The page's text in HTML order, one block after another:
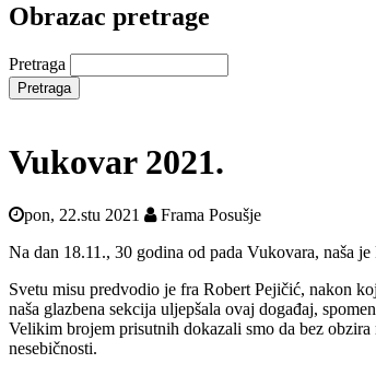
Obrazac pretrage
Pretraga
Vukovar 2021.
pon, 22.stu 2021
Frama Posušje
Na dan 18.11., 30 godina od pada Vukovara, naša
Svetu misu predvodio je fra Robert Pejičić, nakon
naša glazbena sekcija uljepšala ovaj događaj,
Velikim brojem prisutnih dokazali smo da bez
nesebičnosti.